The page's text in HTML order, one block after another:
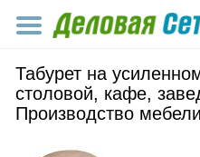
Табурет на
столовой, кафе,
Производство мебели